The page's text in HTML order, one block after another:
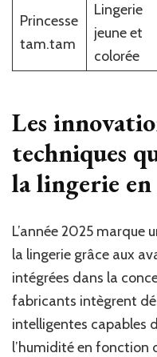
Princesse
tam.tam
Lingerie
jeune et
colorée
Les
techniques
la lingerie
L’année 2025 marque
la lingerie grâce aux
intégrées dans la
fabricants intègrent
intelligentes capables
l’humidité en fonction